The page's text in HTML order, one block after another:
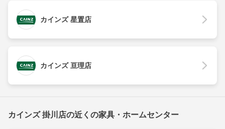
カインズ 星置店
カインズ 亘理店
カインズ 掛川店の近くの家具・ホームセンター